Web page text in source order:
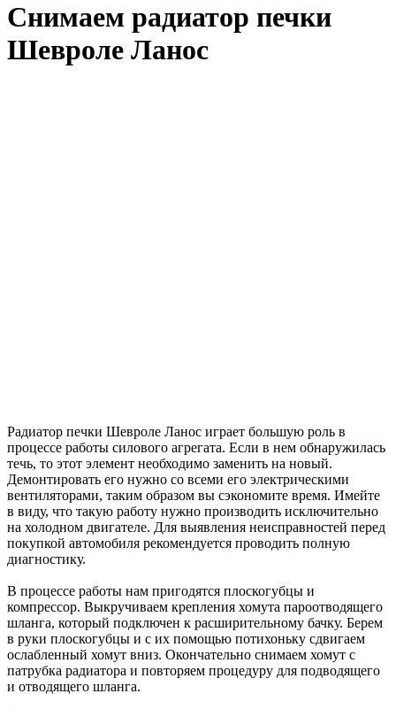
Снимаем радиатор печки
Шевроле Ланос
Радиатор печки Шевроле Ланос играет большую роль в
процессе работы силового агрегата. Если в нем обнаружилась
течь, то этот элемент необходимо заменить на новый.
Демонтировать его нужно со всеми его электрическими
вентиляторами, таким образом вы сэкономите время. Имейте
в виду, что такую работу нужно производить исключительно
на холодном двигателе. Для выявления неисправностей перед
покупкой автомобиля рекомендуется проводить полную
диагностику.
В процессе работы нам пригодятся плоскогубцы и
компрессор. Выкручиваем крепления хомута пароотводящего
шланга, который подключен к расширительному бачку. Берем
в руки плоскогубцы и с их помощью потихоньку сдвигаем
ослабленный хомут вниз. Окончательно снимаем хомут с
патрубка радиатора и повторяем процедуру для подводящего
и отводящего шланга.